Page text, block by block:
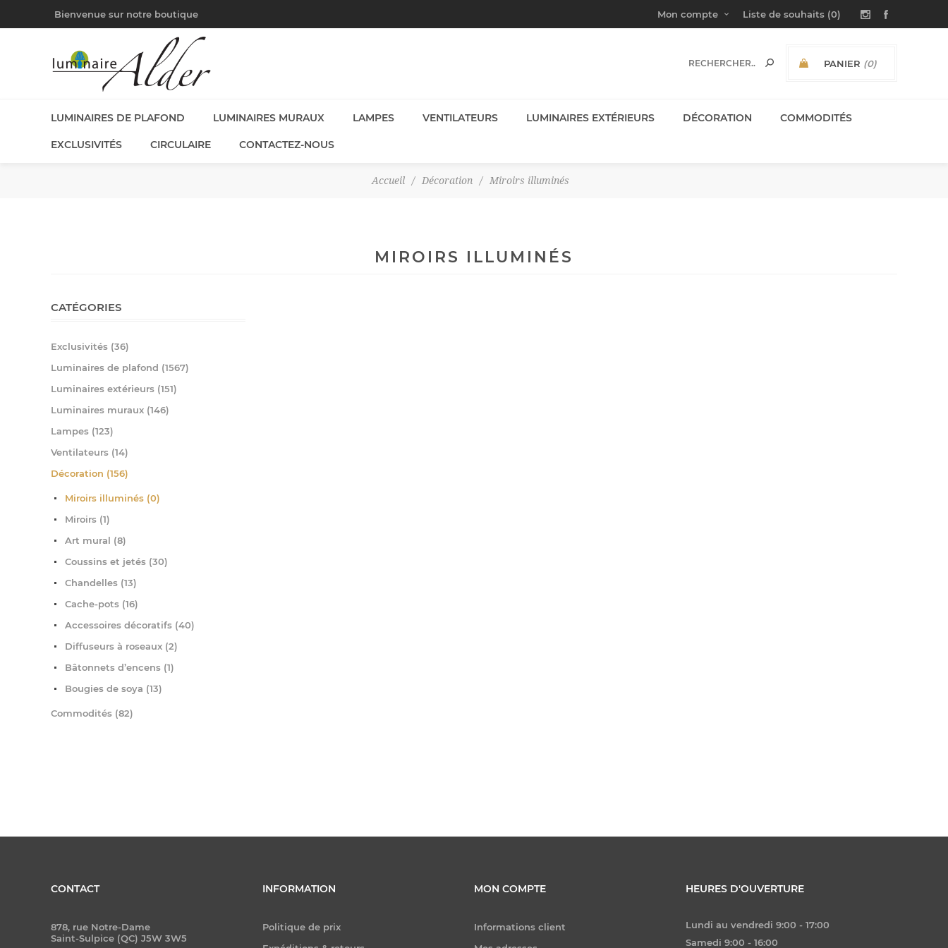
Bienvenue sur notre boutique Mon compte Liste de souhaits (0)
PANIER (0)
LUMINAIRES DE PLAFOND LUMINAIRES MURAUX LAMPES VENTILATEURS LUMINAIRES EXTÉRIEURS DÉCORATION COMMODITÉS
EXCLUSIVITÉS CIRCULAIRE CONTACTEZ-NOUS
Accueil / Décoration / Miroirs illuminés
MIROIRS ILLUMINÉS
CATÉGORIES
Exclusivités (36)
Luminaires de plafond (1567)
Luminaires extérieurs (151)
Luminaires muraux (146)
Lampes (123)
Ventilateurs (14)
Décoration (156)
Miroirs illuminés (0)
Miroirs (1)
Art mural (8)
Coussins et jetés (30)
Chandelles (13)
Cache-pots (16)
Accessoires décoratifs (40)
Diffuseurs à roseaux (2)
Bâtonnets d’encens (1)
Bougies de soya (13)
Commodités (82)
CONTACT
878, rue Notre-Dame
Saint-Sulpice (QC) J5W 3W5
INFORMATION
Politique de prix
MON COMPTE
Informations client
HEURES D'OUVERTURE
Lundi au vendredi 9:00 - 17:00
Samedi 9:00 - 16:00